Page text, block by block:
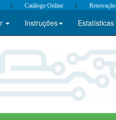
| Catálogo Online | Renovação
Instruções Estatísticas